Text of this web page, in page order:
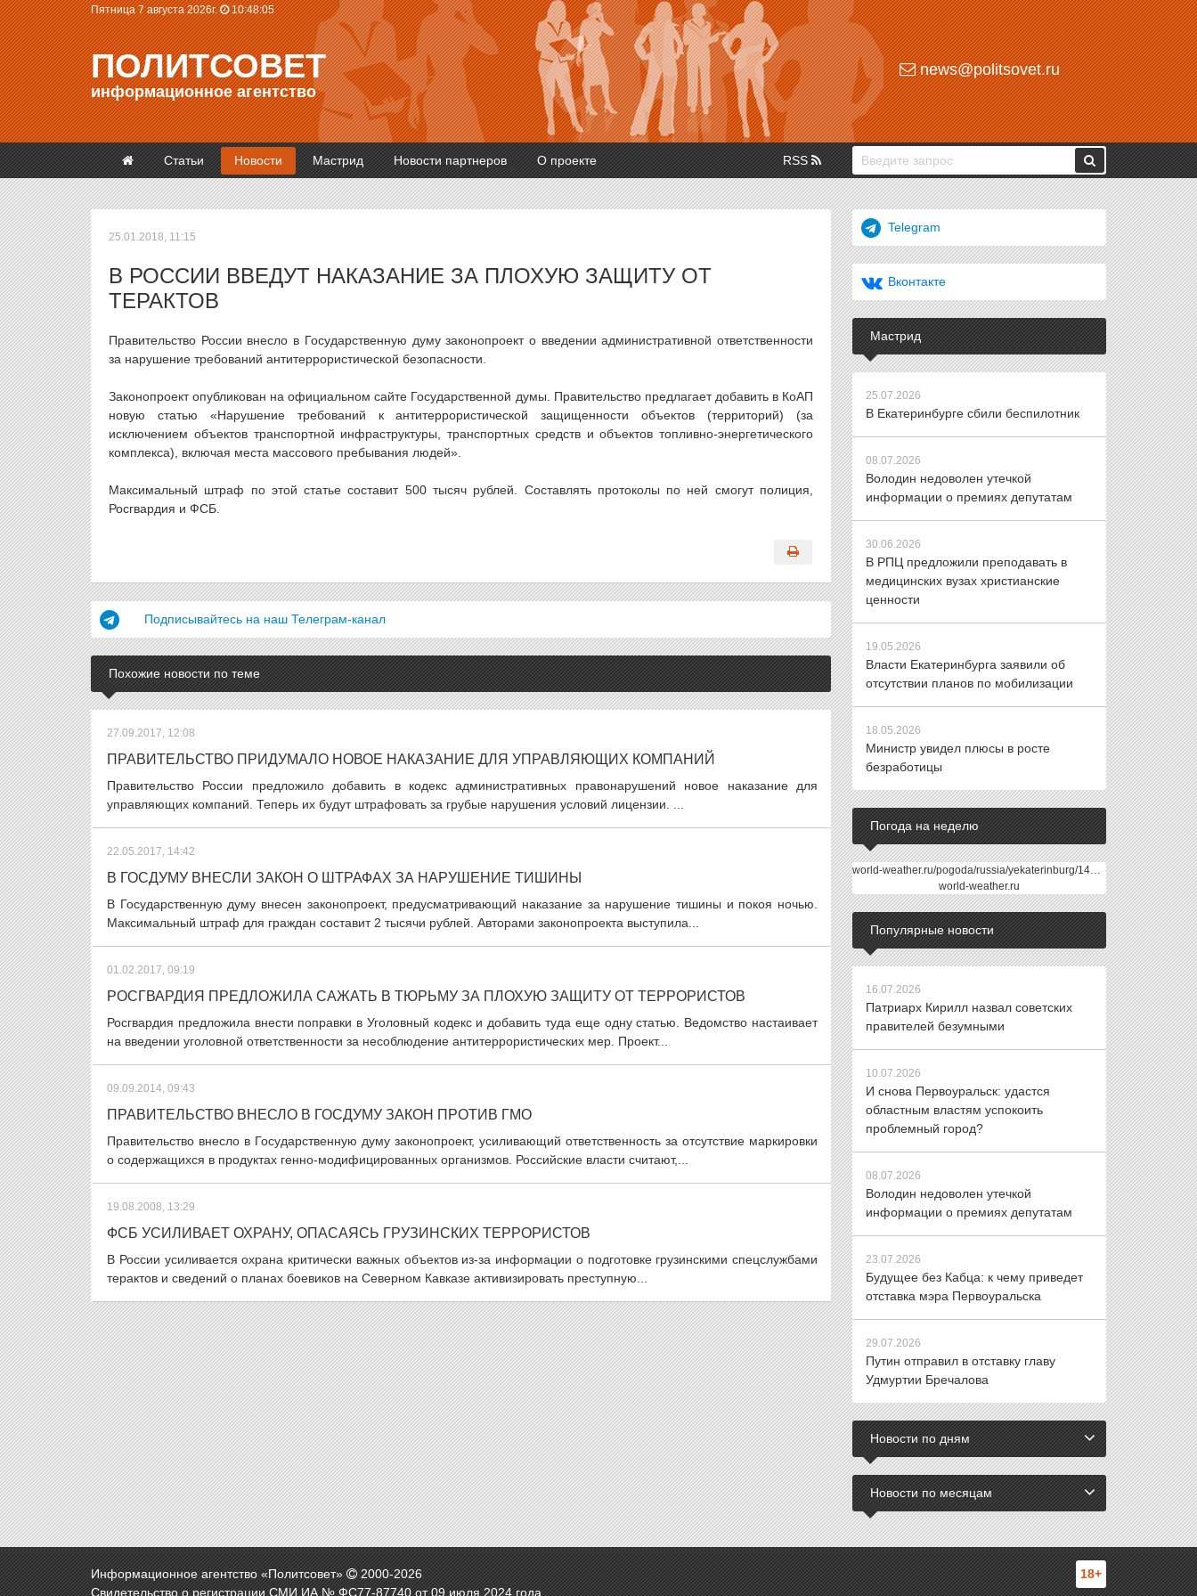
Пятница 7 августа 2026г. 10:48:05
ПОЛИТСОВЕТ
информационное агентство
news@politsovet.ru
Статьи Новости Мастрид Новости партнеров О проекте RSS
25.01.2018, 11:15
В РОССИИ ВВЕДУТ НАКАЗАНИЕ ЗА ПЛОХУЮ ЗАЩИТУ ОТ
ТЕРАКТОВ
Правительство России внесло в Государственную думу законопроект о введении административной ответственности
за нарушение требований антитеррористической безопасности.
Законопроект опубликован на официальном сайте Государственной думы. Правительство предлагает добавить в КоАП
новую статью «Нарушение требований к антитеррористической защищенности объектов (территорий) (за
исключением объектов транспортной инфраструктуры, транспортных средств и объектов топливно-энергетического
комплекса), включая места массового пребывания людей».
Максимальный штраф по этой статье составит 500 тысяч рублей. Составлять протоколы по ней смогут полиция,
Росгвардия и ФСБ.
Подписывайтесь на наш Телеграм-канал
Похожие новости по теме
27.09.2017, 12:08
ПРАВИТЕЛЬСТВО ПРИДУМАЛО НОВОЕ НАКАЗАНИЕ ДЛЯ УПРАВЛЯЮЩИХ КОМПАНИЙ
Правительство России предложило добавить в кодекс административных правонарушений новое наказание для
управляющих компаний. Теперь их будут штрафовать за грубые нарушения условий лицензии. ...
22.05.2017, 14:42
В ГОСДУМУ ВНЕСЛИ ЗАКОН О ШТРАФАХ ЗА НАРУШЕНИЕ ТИШИНЫ
В Государственную думу внесен законопроект, предусматривающий наказание за нарушение тишины и покоя ночью.
Максимальный штраф для граждан составит 2 тысячи рублей. Авторами законопроекта выступила...
01.02.2017, 09:19
РОСГВАРДИЯ ПРЕДЛОЖИЛА САЖАТЬ В ТЮРЬМУ ЗА ПЛОХУЮ ЗАЩИТУ ОТ ТЕРРОРИСТОВ
Росгвардия предложила внести поправки в Уголовный кодекс и добавить туда еще одну статью. Ведомство настаивает
на введении уголовной ответственности за несоблюдение антитеррористических мер. Проект...
09.09.2014, 09:43
ПРАВИТЕЛЬСТВО ВНЕСЛО В ГОСДУМУ ЗАКОН ПРОТИВ ГМО
Правительство внесло в Государственную думу законопроект, усиливающий ответственность за отсутствие маркировки
о содержащихся в продуктах генно-модифицированных организмов. Российские власти считают,...
19.08.2008, 13:29
ФСБ УСИЛИВАЕТ ОХРАНУ, ОПАСАЯСЬ ГРУЗИНСКИХ ТЕРРОРИСТОВ
В России усиливается охрана критически важных объектов из-за информации о подготовке грузинскими спецслужбами
терактов и сведений о планах боевиков на Северном Кавказе активизировать преступную...
Telegram
Вконтакте
Мастрид
25.07.2026
В Екатеринбурге сбили беспилотник
08.07.2026
Володин недоволен утечкой
информации о премиях депутатам
30.06.2026
В РПЦ предложили преподавать в
медицинских вузах христианские
ценности
19.05.2026
Власти Екатеринбурга заявили об
отсутствии планов по мобилизации
18.05.2026
Министр увидел плюсы в росте
безработицы
Погода на неделю
world-weather.ru/pogoda/russia/yekaterinburg/14days/
world-weather.ru
Популярные новости
16.07.2026
Патриарх Кирилл назвал советских
правителей безумными
10.07.2026
И снова Первоуральск: удастся
областным властям успокоить
проблемный город?
08.07.2026
Володин недоволен утечкой
информации о премиях депутатам
23.07.2026
Будущее без Кабца: к чему приведет
отставка мэра Первоуральска
29.07.2026
Путин отправил в отставку главу
Удмуртии Бречалова
Новости по дням
Новости по месяцам
Информационное агентство «Политсовет» 2000-2026
Свидетельство о регистрации СМИ ИА № ФС77-87740 от 09 июля 2024 года.
18+